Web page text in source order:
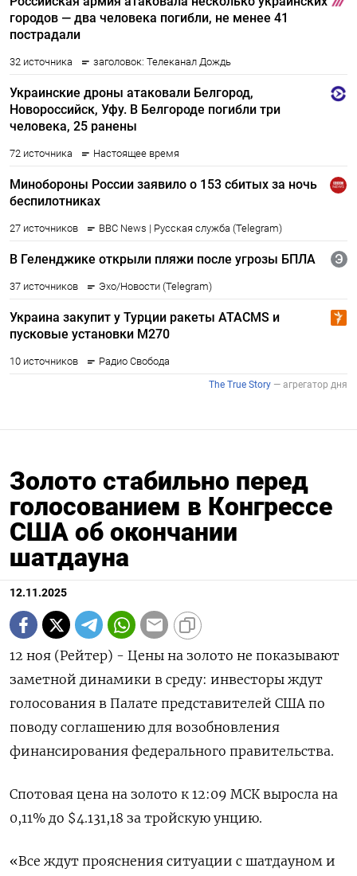
Золото стабильно перед
голосованием в Конгрессе
США об окончании
шатдауна
12.11.2025
12 ноя (Рейтер) - Цены на золото не показывают
заметной динамики в среду: инвесторы ждут
голосования в Палате представителей США по
поводу соглашению для возобновления
финансирования федерального правительства.
Спотовая цена на золото к 12:09 МСК выросла на
0,11% до $4.131,18​ за тройскую унцию.
«Все ждут прояснения ситуации с шатдауном и